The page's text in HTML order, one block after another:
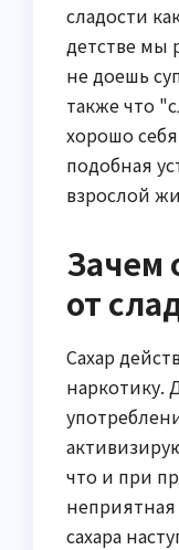
сладости
детстве мы
не доешь
также что
хорошо
подобная
взрослой
Зачем
от
Сахар
наркотику.
что и при
неприятная
сахара